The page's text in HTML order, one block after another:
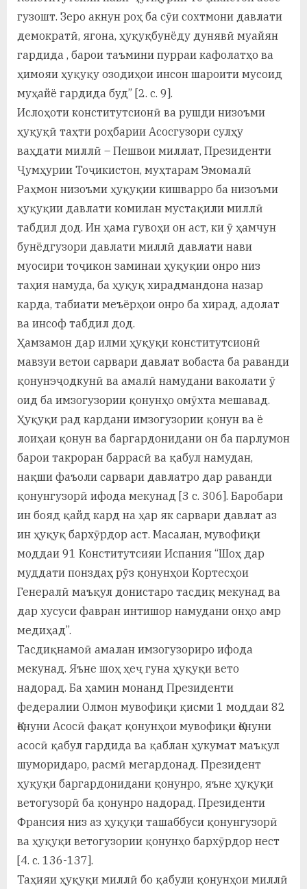
гузошт. Зеро акнун роҳ ба сӯи сохтмони давлати
демократӣ, ягона, ҳуқуқбунёду дунявӣ муайян
гардида , барои таъмини пурраи кафолатҳо ва
ҳимояи ҳуқуқу озодиҳои инсон шароити мусоид
муҳайё гардида буд” [2. с. 9].
Ислоҳоти конститутсионӣ ва рушди низоъми
ҳуқуқӣ таҳти роҳбарии Асосгузори сулҳу
ваҳдати миллӣ – Пешвои миллат, Президенти
Ҷумҳурии Тоҷикистон, муҳтарам Эмомалӣ
Раҳмон низоъми ҳуқуқии кишварро ба низоъми
ҳуқуқии давлати комилан мустақили миллӣ
табдил дод. Ин ҳама гувоҳи он аст, ки ӯ ҳамчун
бунёдгузори давлати миллӣ давлати нави
муосири тоҷикон заминаи ҳуқуқии онро низ
таҳия намуда, ба ҳуқуқ хирадмандона назар
карда, табиати меъёрҳои онро ба хирад, адолат
ва инсоф табдил дод.
Ҳамзамон дар илми ҳуқуқи конститутсионӣ
мавзуи ветои сарвари давлат вобаста ба раванди
қонунэҷодкунӣ ва амалӣ намудани ваколати ӯ
оид ба имзогузории қонунҳо омӯхта мешавад.
Ҳуқуқи рад кардани имзогузории қонун ва ё
лоиҳаи қонун ва баргардонидани он ба парлумон
барои такроран баррасӣ ва қабул намудан,
нақши фаъоли сарвари давлатро дар раванди
қонунгузорӣ ифода мекунад [3 с. 306]. Баробари
ин бояд қайд кард на ҳар як сарвари давлат аз
ин ҳуқуқ бархӯрдор аст. Масалан, мувофиқи
моддаи 91 Конститутсияи Испания “Шоҳ дар
муддати понздаҳ рӯз қонунҳои Кортесҳои
Генералӣ маъқул донистаро тасдиқ мекунад ва
дар хусуси фавран интишор намудани онҳо амр
медиҳад”.
Тасдиқнамоӣ амалан имзогузориро ифода
мекунад. Яъне шоҳ ҳеҷ гуна ҳуқуқи вето
надорад. Ба ҳамин монанд Президенти
федералии Олмон мувофиқи қисми 1 моддаи 82
Қонуни Асосӣ фақат қонунҳои мувофиқи Қонуни
асосӣ қабул гардида ва қаблан ҳукумат маъқул
шуморидаро, расмӣ мегардонад. Президент
ҳуқуқи баргардонидани қонунро, яъне ҳуқуқи
ветогузорӣ ба қонунро надорад. Президенти
Франсия низ аз ҳуқуқи ташаббуси қонунгузорӣ
ва ҳуқуқи ветогузории қонунҳо бархӯрдор нест
[4. с. 136-137].
Таҳияи ҳуқуқи миллӣ бо қабули қонунҳои миллӣ